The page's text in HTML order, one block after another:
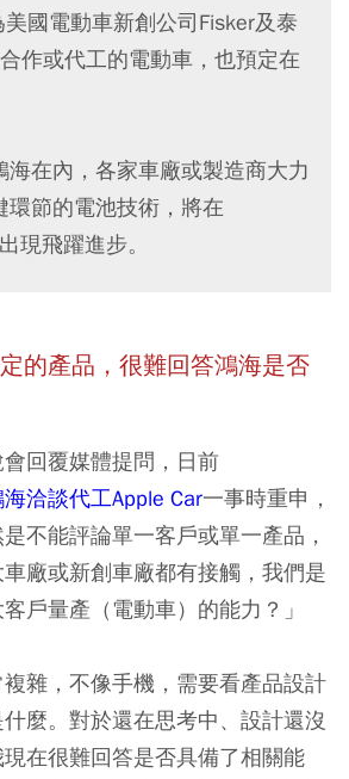
國電動車新創公司Fisker及泰
作或代工的電動車，也預定在
海在內，各家車廠或製造商大力
環節的電池技術，將在
現飛躍進步。
定的產品，很難回答鴻海是否
回覆媒體提問，日前
洽談代工Apple Car一事時重申，
不能評論單一客戶或單一產品，
廠或新創車廠都有接觸，我們是
戶量產（電動車）的能力？」
複雜，不像手機，需要看產品設計
麼。 對於還在思考中、設計還沒
在很難回答是否具備了相關能